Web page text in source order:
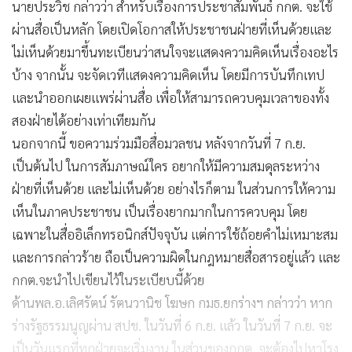
นายประวิช กล่าวว่า สำหรับเรื่องการประชาสัมพันธ์ กกต. จะใช้
ผ่านสื่อเป็นหลัก โดยเปิดโอกาสให้ประชาชนฝ่ายที่เห็นด้วยและ
ไม่เห็นด้วยมาขึ้นทะเบียนว่าสนใจจะแสดงความคิดเห็นเรื่องอะไร
บ้าง จากนั้น จะจัดเวทีแสดงความคิดเห็น โดยมีการบันทึกเทป
และนำออกเผยแพร่ผ่านสื่อ เพื่อให้สามารถควบคุมเวลาของทั้ง
สองฝ่ายได้อย่างเท่าเทียมกัน
นอกจากนี้ ขอความร่วมมือสื่อมวลชน หลังจากวันที่ 7 ก.ย.
เป็นต้นไป ในการสัมภาษณ์ใคร อยากให้มีความสมดุลระหว่าง
ฝ่ายที่เห็นด้วย และไม่เห็นด้วย อย่างไรก็ตาม ในส่วนการให้ความ
เห็นในภาคประชาชน เป็นเรื่องยากมากในการควบคุม โดย
เฉพาะในสื่ออิเล็กทรอนิกส์ปัจจุบัน แต่การใช้ถ้อยคำไม่เหมาะสม
และการกล่าวร้าย ถือเป็นความผิดในกฎหมายสื่อสารอยู่แล้ว และ
กกต.จะนำไปเขียนไว้ในระเบียบนี้ด้วย
ด้านพล.อ.เลิศรัตน์ รัตนวานิช โฆษก กมธ.ยกร่างฯ กล่าวว่า หาก
ร่างรัฐธรรมนูญผ่าน สปช. ในวันที่ 6 ก.ย. แล้ว ในวันที่ 7 ก.ย. จะ
เป็นวันแรกที่ทุกฝ่ายจะเริ่มงาน ในส่วนของกกต. จะต้องไปหาโรง